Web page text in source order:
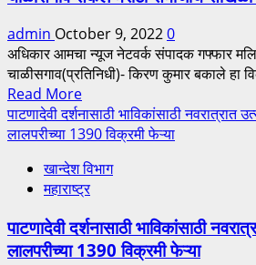
शिक्षक
महासंघ
करण्यात
यावे-
गौतम
कांबळे
राज्याध्यक्ष
महाराष्ट्र
राज्य
कास्ट्राईब
शिक्षक
महासंघ
admin October 9, 20220
अधिकार आमचा न्यूज नेटवर्क संपादक गफ्फार
चाळीसगाव(प्रतिनिधी)- किरण कुमार बकाले हा
Read MoreRead
more
about
कुमार
बकालेला
सेवेतून
बडतर्फ
करून
पाटणादेवी दर्शनासाठी भाविकांसाठी नवरात्रात
लालपरीच्या 1390 विक्रमी फेऱ्या
खान्देश विभाग
महाराष्ट्र
पाटणादेवी दर्शनासाठी भाविकांसाठी
लालपरीच्या 1390 विक्रमी फेऱ्या